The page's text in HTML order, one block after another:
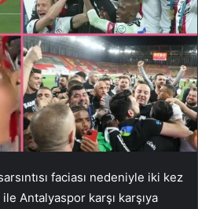
faciası nedeniyle iki kez
Antalyaspor karşı karşıya